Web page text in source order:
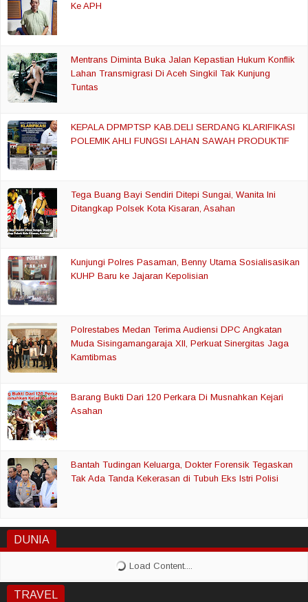
Ke APH
Mentrans Diminta Buka Jalan Kepastian Hukum Konflik
Lahan Transmigrasi Di Aceh Singkil Tak Kunjung
Tuntas
KEPALA DPMPTSP KAB.DELI SERDANG KLARIFIKASI
POLEMIK AHLI FUNGSI LAHAN SAWAH PRODUKTIF
Tega Buang Bayi Sendiri Ditepi Sungai, Wanita Ini
Ditangkap Polsek Kota Kisaran, Asahan
Kunjungi Polres Pasaman, Benny Utama Sosialisasikan
KUHP Baru ke Jajaran Kepolisian
Polrestabes Medan Terima Audiensi DPC Angkatan
Muda Sisingamangaraja XII, Perkuat Sinergitas Jaga
Kamtibmas
Barang Bukti Dari 120 Perkara Di Musnahkan Kejari
Asahan
Bantah Tudingan Keluarga, Dokter Forensik Tegaskan
Tak Ada Tanda Kekerasan di Tubuh Eks Istri Polisi
DUNIA
TRAVEL